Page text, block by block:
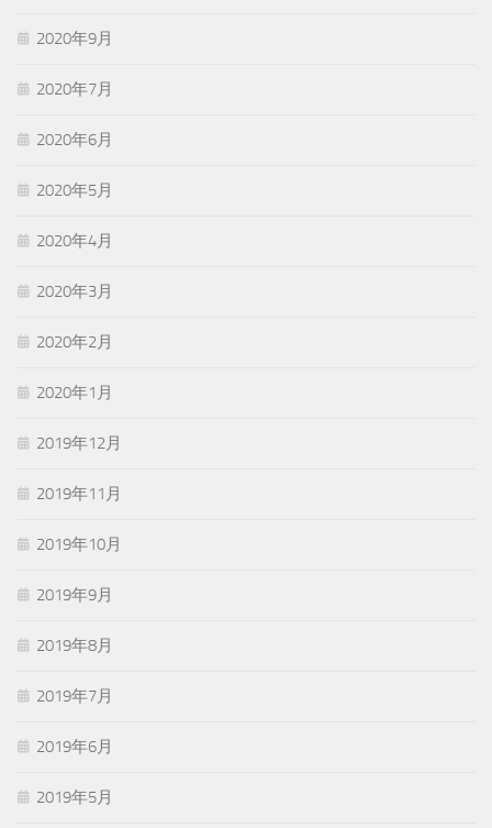
2020年9月
2020年7月
2020年6月
2020年5月
2020年4月
2020年3月
2020年2月
2020年1月
2019年12月
2019年11月
2019年10月
2019年9月
2019年8月
2019年7月
2019年6月
2019年5月